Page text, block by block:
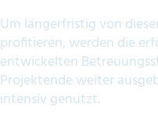
Um längerfristig von
profitieren, werden die
entwickelten
Projektende weiter
intensiv genutzt.